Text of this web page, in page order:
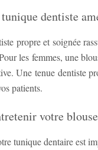
dentiste
propre et soignée
les femmes, une
Une tenue dentiste
patients.
votre
tunique dentaire est